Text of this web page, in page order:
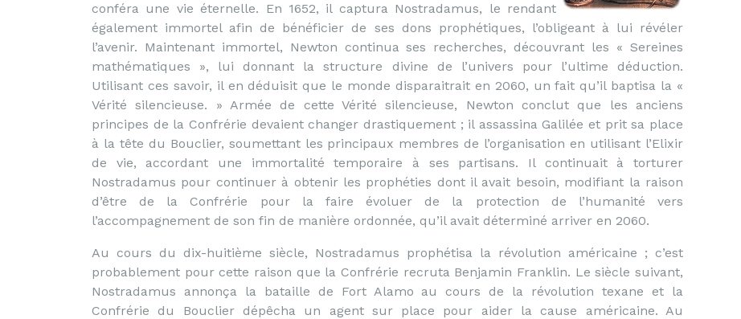
conféra une vie éternelle. En 1652, il captura Nostradamus, le rendant
également immortel afin de bénéficier de ses dons prophétiques, l’obligeant à lui révéler
l’avenir. Maintenant immortel, Newton continua ses recherches, découvrant les « Sereines
mathématiques », lui donnant la structure divine de l’univers pour l’ultime déduction.
Utilisant ces savoir, il en déduisit que le monde disparaitrait en 2060, un fait qu’il baptisa la «
Vérité silencieuse. » Armée de cette Vérité silencieuse, Newton conclut que les anciens
principes de la Confrérie devaient changer drastiquement ; il assassina Galilée et prit sa place
à la tête du Bouclier, soumettant les principaux membres de l’organisation en utilisant l’Elixir
de vie, accordant une immortalité temporaire à ses partisans. Il continuait à torturer
Nostradamus pour continuer à obtenir les prophéties dont il avait besoin, modifiant la raison
d’être de la Confrérie pour la faire évoluer de la protection de l’humanité vers
l’accompagnement de son fin de manière ordonnée, qu’il avait déterminé arriver en 2060.
Au cours du dix-huitième siècle, Nostradamus prophétisa la révolution américaine ; c’est
probablement pour cette raison que la Confrérie recruta Benjamin Franklin. Le siècle suivant,
Nostradamus annonça la bataille de Fort Alamo au cours de la révolution texane et la
Confrérie du Bouclier dépêcha un agent sur place pour aider la cause américaine. Au